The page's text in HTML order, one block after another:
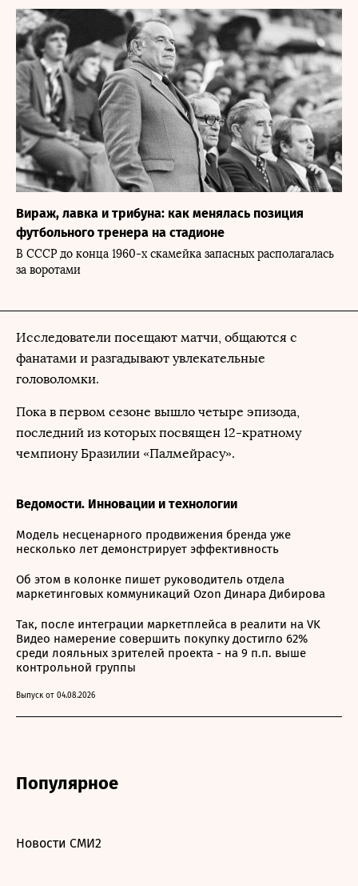
Вираж, лавка и трибуна: как менялась позиция
футбольного тренера на стадионе
В СССР до конца 1960-х скамейка запасных располагалась
за воротами
Исследователи посещают матчи, общаются с
фанатами и разгадывают увлекательные
головоломки.
Пока в первом сезоне вышло четыре эпизода,
последний из которых посвящен 12-кратному
чемпиону Бразилии «Палмейрасу».
Ведомости. Инновации и технологии
Модель несценарного продвижения бренда уже
несколько лет демонстрирует эффективность
Об этом в колонке пишет руководитель отдела
маркетинговых коммуникаций Ozon Динара Дибирова
Так, после интеграции маркетплейса в реалити на VK
Видео намерение совершить покупку достигло 62%
среди лояльных зрителей проекта - на 9 п.п. выше
контрольной группы
Выпуск от 04.08.2026
Популярное
Новости СМИ2